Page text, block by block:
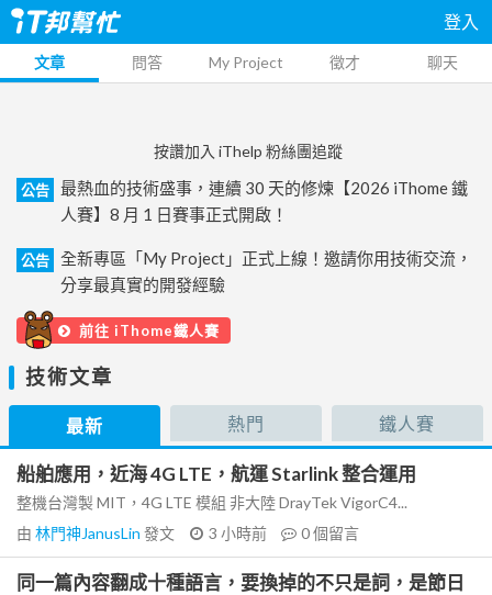
登入
文章 問答 My Project 徵才 聊天
按讚加入 iThelp 粉絲團追蹤
公告
最熱血的技術盛事，連續 30 天的修煉【2026 iThome 鐵
人賽】8 月 1 日賽事正式開啟！
公告
全新專區「My Project」正式上線！邀請你用技術交流，
分享最真實的開發經驗
前往 iThome鐵人賽
技術文章
最新 熱門 鐵人賽
船舶應用，近海 4G LTE，航運 Starlink 整合運用
整機台灣製 MIT，4G LTE 模組 非大陸 DrayTek VigorC4...
由 林門神JanusLin 發文 3 小時前 0個留言
同一篇內容翻成十種語言，要換掉的不只是詞，是節日